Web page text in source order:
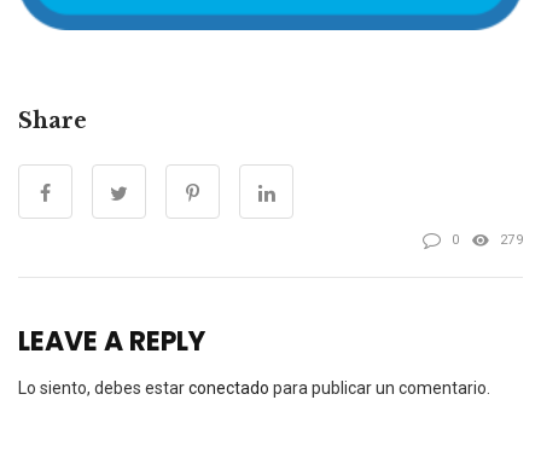
Share
0 279
LEAVE A REPLY
Lo siento, debes estarconectado para publicar un comentario.